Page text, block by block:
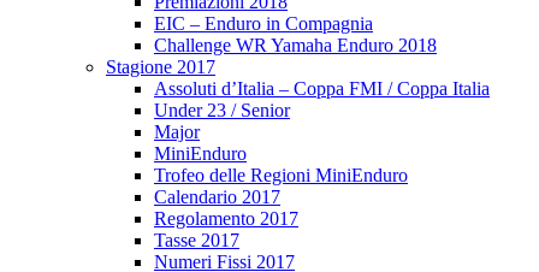
EIC – Enduro in Compagnia
Challenge WR Yamaha Enduro 2018
Stagione 2017
Assoluti d’Italia – Coppa FMI / Coppa Italia
Under 23 / Senior
Major
MiniEnduro
Trofeo delle Regioni MiniEnduro
Calendario 2017
Regolamento 2017
Tasse 2017
Numeri Fissi 2017